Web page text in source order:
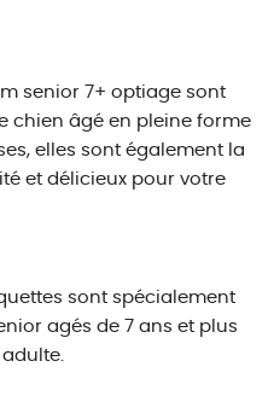
senior 7+ optiage sont
chien âgé en pleine forme
elles sont également la
et délicieux pour votre
sont spécialement
agés de 7 ans et plus
adulte.